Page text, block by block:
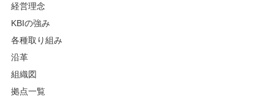
経営理念
KBIの強み
各種取り組み
沿革
組織図
拠点一覧